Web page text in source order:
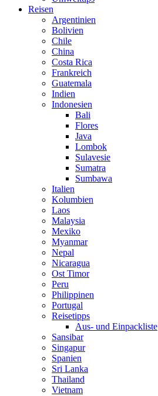
Reisen
Argentinien
Bolivien
Chile
China
Costa Rica
Frankreich
Guatemala
Indien
Indonesien
Bali
Flores
Java
Lombok
Sulavesie
Sumatra
Sumbawa
Italien
Kolumbien
Laos
Malaysia
Mexiko
Myanmar
Nepal
Nicaragua
Ost Timor
Peru
Philippinen
Portugal
Reisetipps
Aus- und Einpackliste
Sansibar
Singapur
Spanien
Sri Lanka
Thailand
Vietnam